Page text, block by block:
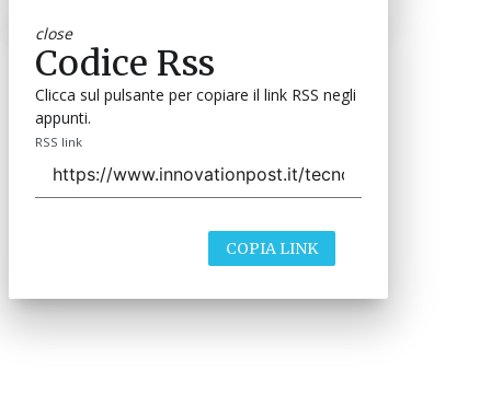
close
Codice Rss
Clicca sul pulsante per copiare il link RSS negli
appunti.
RSS link
COPIA LINK